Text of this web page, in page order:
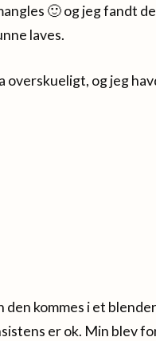
🙂 og jeg fandt
laves.
og jeg
kommes i et
er ok. Min blev